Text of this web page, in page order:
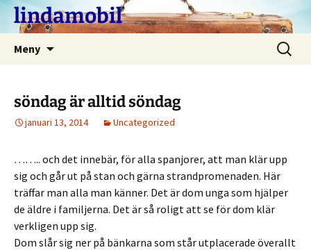
Hoppalindamobil
Meny
Sök
efter:
söndag är alltid söndag
januari 13, 2014 Uncategorized
…….. och det innebär, för alla spanjorer, att man klär upp
sig och går ut på stan och gärna strandpromenaden. Här
träffar man alla man känner. Det är dom unga som hjälper
de äldre i familjerna. Det är så roligt att se för dom klär
verkligen upp sig.
Dom slår sig ner på bänkarna som står utplacerade överallt